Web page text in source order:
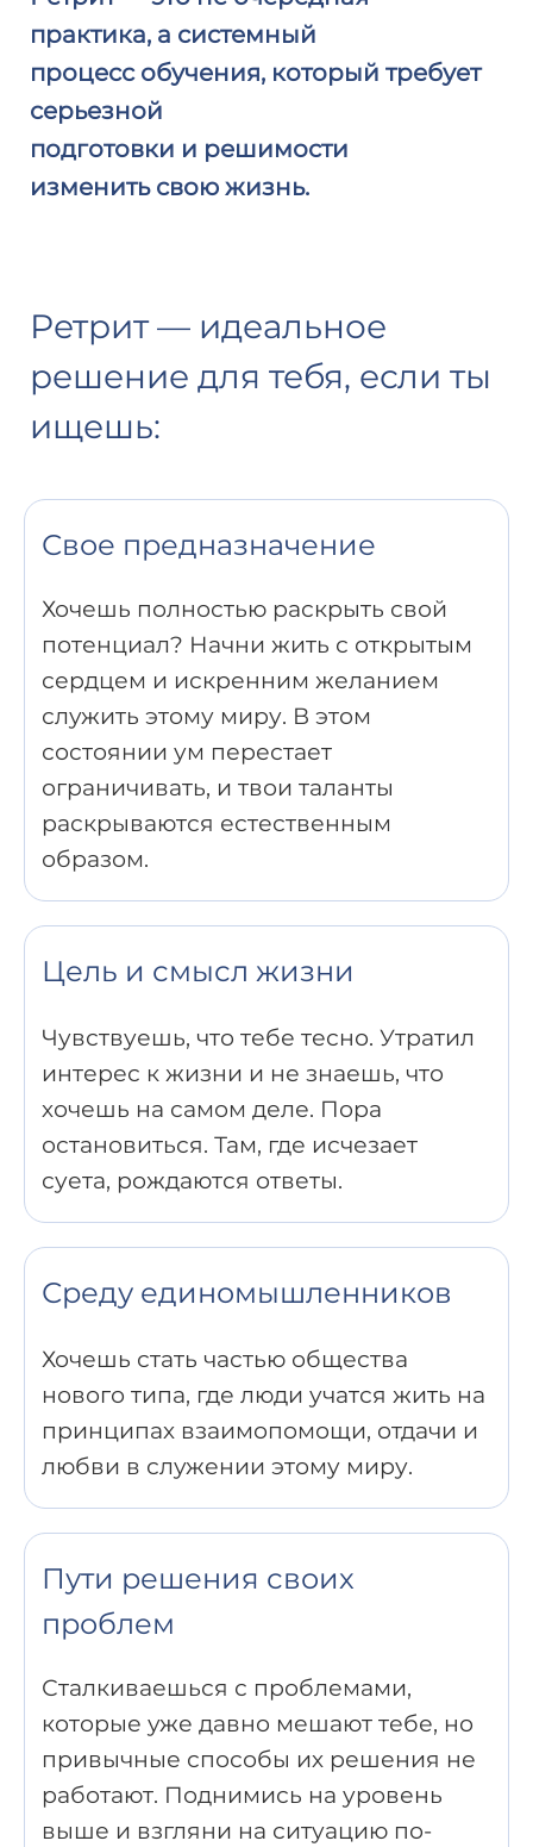
практика, а системный
процесс обучения, который требует
серьезной
подготовки и решимости
изменить свою жизнь.
Ретрит — идеальное
решение для тебя, если ты
ищешь:
Свое предназначение
Хочешь полностью раскрыть свой
потенциал? Начни жить с открытым
сердцем и искренним желанием
служить этому миру. В этом
состоянии ум перестает
ограничивать, и твои таланты
раскрываются естественным
образом.
Цель и смысл жизни
Чувствуешь, что тебе тесно. Утратил
интерес к жизни и не знаешь, что
хочешь на самом деле. Пора
остановиться. Там, где исчезает
суета, рождаются ответы.
Среду единомышленников
Хочешь стать частью общества
нового типа, где люди учатся жить на
принципах взаимопомощи, отдачи и
любви в служении этому миру.
Пути решения своих
проблем
Сталкиваешься с проблемами,
которые уже давно мешают тебе, но
привычные способы их решения не
работают. Поднимись на уровень
выше и взгляни на ситуацию по-